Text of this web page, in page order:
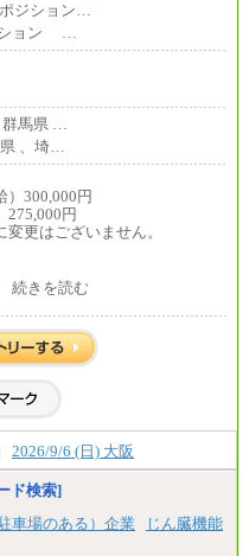
ジション…
ション …
群馬県 …
、埼…
円
275,000円
更はございません。
275,000円
更はございません。
続きを読む
2026/9/6 (日) 大阪
ド検索]
車場のある）企業
じん臓機能